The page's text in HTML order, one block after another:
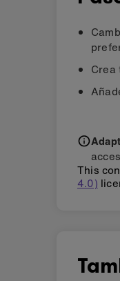
Crea
This
4.0)